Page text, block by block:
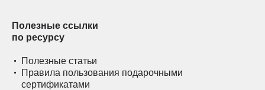
Полезные ссылки
по ресурсу
Полезные статьи
Правила пользования подарочными
сертификатами